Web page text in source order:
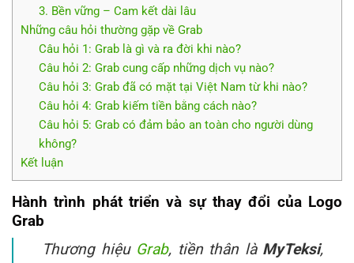
3. Bền vững – Cam kết dài lâu
Những câu hỏi thường gặp về Grab
Câu hỏi 1: Grab là gì và ra đời khi nào?
Câu hỏi 2: Grab cung cấp những dịch vụ nào?
Câu hỏi 3: Grab đã có mặt tại Việt Nam từ khi nào?
Câu hỏi 4: Grab kiếm tiền bằng cách nào?
Câu hỏi 5: Grab có đảm bảo an toàn cho người dùng
không?
Kết luận
Hành trình phát triển và sự thay đổi của Logo
Grab
Thương hiệu Grab, tiền thân là MyTeksi,